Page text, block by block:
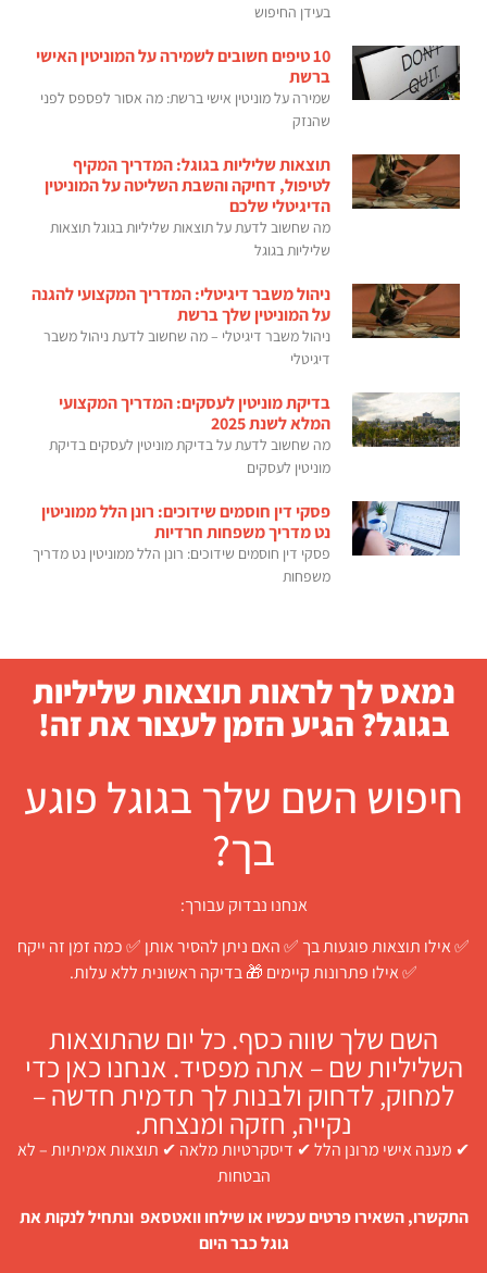
בעידן החיפוש
10 טיפים חשובים לשמירה על המוניטין האישי
ברשת
שמירה על מוניטין אישי ברשת: מה אסור לפספס לפני
שהנזק
תוצאות שליליות בגוגל: המדריך המקיף
לטיפול, דחיקה והשבת השליטה על המוניטין
הדיגיטלי שלכם
מה שחשוב לדעת על תוצאות שליליות בגוגל תוצאות
שליליות בגוגל
ניהול משבר דיגיטלי: המדריך המקצועי להגנה
על המוניטין שלך ברשת
ניהול משבר דיגיטלי – מה שחשוב לדעת ניהול משבר
דיגיטלי
בדיקת מוניטין לעסקים: המדריך המקצועי
המלא לשנת 2025
מה שחשוב לדעת על בדיקת מוניטין לעסקים בדיקת
מוניטין לעסקים
פסקי דין חוסמים שידוכים: רונן הלל ממוניטין
נט מדריך משפחות חרדיות
פסקי דין חוסמים שידוכים: רונן הלל ממוניטין נט מדריך
משפחות
נמאס לך לראות תוצאות שליליות
בגוגל? הגיע הזמן לעצור את זה!
חיפוש השם שלך בגוגל פוגע
בך?
אנחנו נבדוק עבורך:
✅ אילו תוצאות פוגעות בך ✅ האם ניתן להסיר אותן ✅ כמה זמן זה ייקח
✅ אילו פתרונות קיימים 🎁 בדיקה ראשונית ללא עלות.
השם שלך שווה כסף. כל יום שהתוצאות
השליליות שם – אתה מפסיד. אנחנו כאן כדי
למחוק, לדחוק ולבנות לך תדמית חדשה –
נקייה, חזקה ומנצחת.
✔ מענה אישי מרונן הלל ✔ דיסקרטיות מלאה ✔ תוצאות אמיתיות – לא
הבטחות
התקשרו, השאירו פרטים עכשיו או שילחו וואטסאפ ונתחיל לנקות את
גוגל כבר היום